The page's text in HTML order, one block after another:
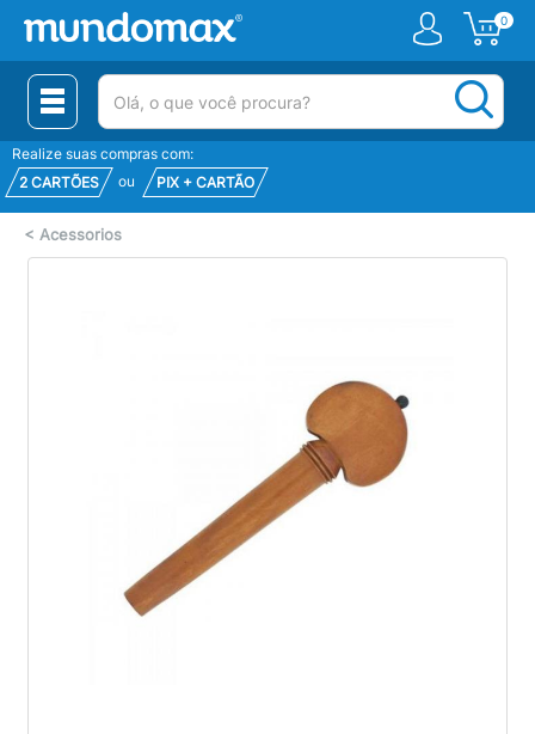
0
(pesquisar)
Realize suas compras com:
2 CARTÕES
ou PIX + CARTÃO
< Acessorios